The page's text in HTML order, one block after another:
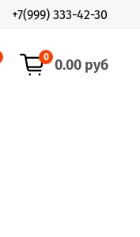
+7(999) 333-42-30
0 0.00 руб